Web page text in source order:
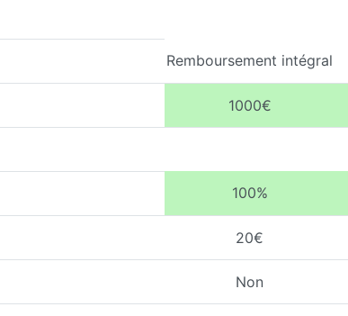
Remboursement intégral
1000€
100%
20€
Non